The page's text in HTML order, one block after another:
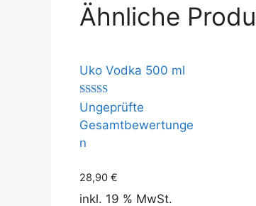
Ähnliche
Uko Vodka 500 ml
Bewertet
mit
5.00
von 5
Ungeprüfte
Gesamtbewertunge
n
28,90 €
inkl. 19 % MwSt.